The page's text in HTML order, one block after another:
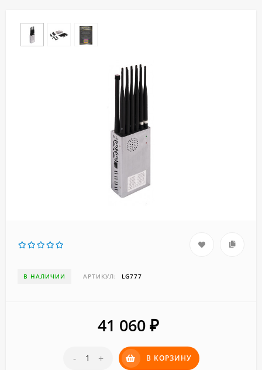
В НАЛИЧИИ АРТИКУЛ: LG777
41 060 ₽
- + В КОРЗИНУ